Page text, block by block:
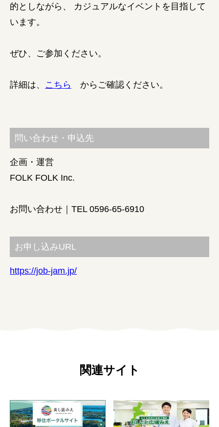
的としながら、 カジュアルなイベントを目指して
います。
ぜひ、ご参加ください。
詳細は、 こちら からご確認ください。
問い合わせ・申込先
企画・運営
FOLK FOLK Inc.
お問い合わせ｜TEL 0596-65-6910
お申し込みURL
https://job-jam.jp/
関連サイト